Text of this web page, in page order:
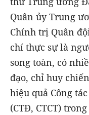
Quân ủy Trung
Chính trị Quân
chí thực sự là
song toàn, có
đạo, chỉ huy
hiệu quả Công
(CTĐ, CTCT)